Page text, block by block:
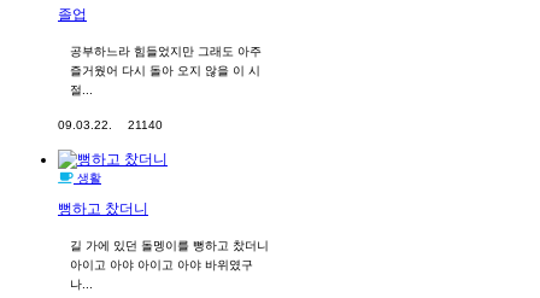
졸업
공부하느라 힘들었지만 그래도 아주
즐거웠어 다시 돌아 오지 않을 이 시
절...
09.03.22. 21140
생활
뻥하고 찼더니
길 가에 있던 돌멩이를 뻥하고 찼더니
아이고 아야 아이고 아야 바위였구
나...